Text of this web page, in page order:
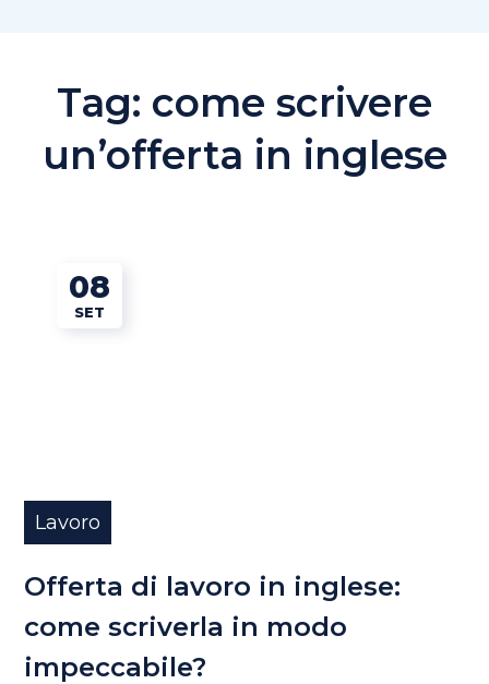
Tag: come scrivere
un’offerta in inglese
08
SET
Lavoro
Offerta di lavoro in inglese:
come scriverla in modo
impeccabile?